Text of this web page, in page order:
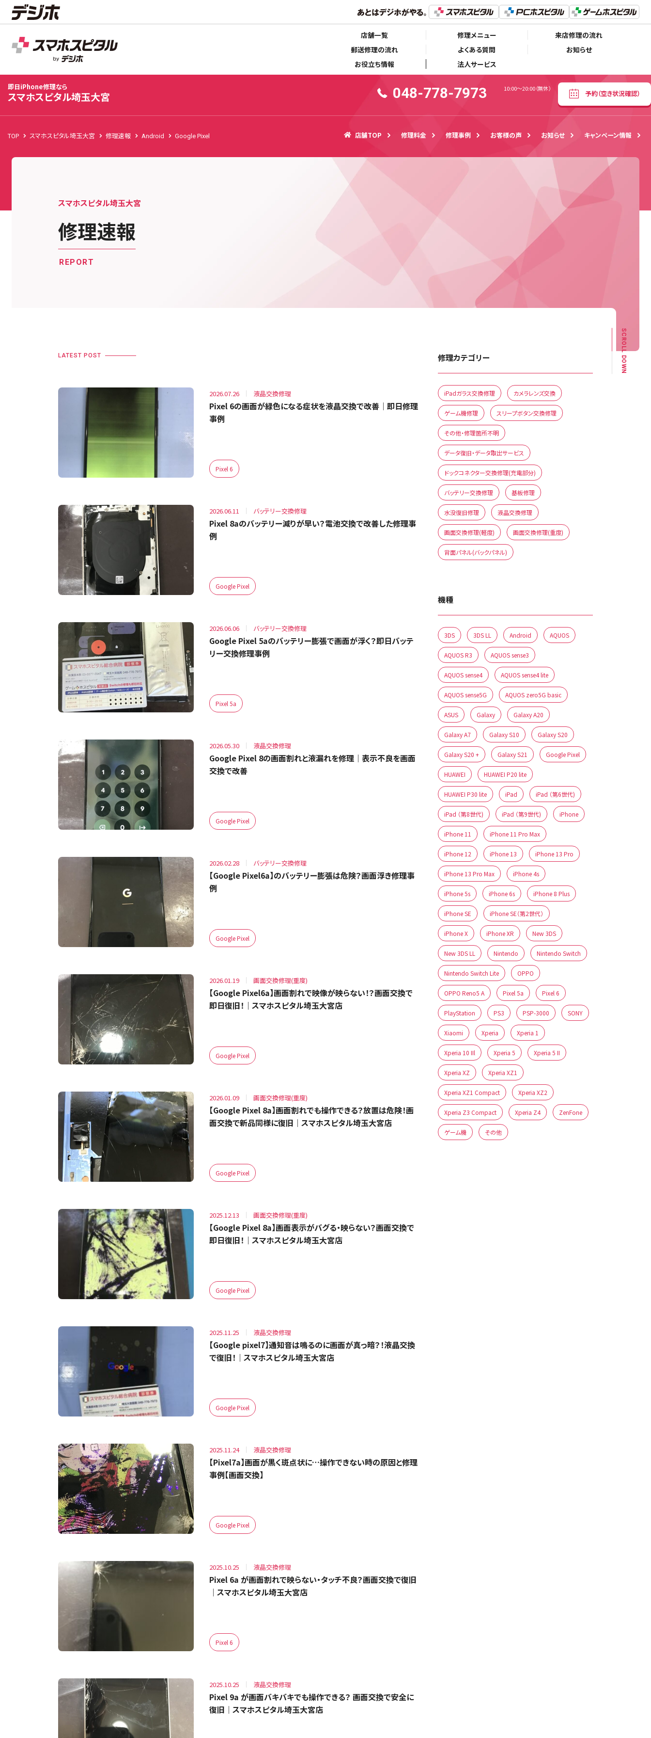
店舗一覧 修理メニュー
来店修理の流れ
郵送修理の流れ
よくある質問
お知らせ
お役立ち情報
法人サービス
スマホスピタル埼玉大宮
店舗TOP 修理料金 修理事例 お客様の声 お知らせ キャンペーン情報
048-778-7973
10:00〜20:00（無休）
予約（空き状況確認）
即日iPhone修理なら
スマホスピタル埼玉大宮 048-778-7973 10:00〜20:00（無休）
予約（空き状況確認）
TOP スマホスピタル埼玉大宮 修理速報 Android Google Pixel 店舗TOP 修理料金 修理事例 お客様の声 お知らせ キャンペーン情報
スマホスピタル埼玉大宮
修理速報
REPORT
SCROLL DOWN
LATEST POST
2026.07.26 液晶交換修理
Pixel 6の画面が緑色になる症状を液晶交換で改善｜即日修理
事例
Pixel 6
2026.06.11 バッテリー交換修理
Pixel 8aのバッテリー減りが早い？電池交換で改善した修理事
例
Google Pixel
2026.06.06 バッテリー交換修理
Google Pixel 5aのバッテリー膨張で画面が浮く？即日バッテ
リー交換修理事例
Pixel 5a
2026.05.30 液晶交換修理
Google Pixel 8の画面割れと液漏れを修理｜表示不良を画面
交換で改善
Google Pixel
2026.02.28 バッテリー交換修理
【Google Pixel6a】のバッテリー膨張は危険？画面浮き修理事
例
Google Pixel
2026.01.19 画面交換修理(重度)
【Google Pixel6a】画面割れで映像が映らない！？画面交換で
即日復旧！｜スマホスピタル埼玉大宮店
Google Pixel
2026.01.09 画面交換修理(重度)
【Google Pixel 8a】画面割れでも操作できる？放置は危険！画
面交換で新品同様に復旧｜スマホスピタル埼玉大宮店
Google Pixel
2025.12.13 画面交換修理(重度)
【Google Pixel 8a】画面表示がバグる・映らない？画面交換で
即日復旧！｜スマホスピタル埼玉大宮店
Google Pixel
2025.11.25 液晶交換修理
【Google pixel7】通知音は鳴るのに画面が真っ暗？！液晶交換
で復旧！｜スマホスピタル埼玉大宮店
Google Pixel
2025.11.24 液晶交換修理
【Pixel7a】画面が黒く斑点状に…操作できない時の原因と修理
事例【画面交換】
Google Pixel
2025.10.25 液晶交換修理
Pixel 6a が画面割れで映らない・タッチ不良？画面交換で復旧
｜スマホスピタル埼玉大宮店
Pixel 6
2025.10.25 液晶交換修理
Pixel 9a が画面バキバキでも操作できる？ 画面交換で安全に
復旧｜スマホスピタル埼玉大宮店
修理カテゴリー
iPadガラス交換修理 カメラレンズ交換
ゲーム機修理 スリープボタン交換修理
その他・修理箇所不明
データ復旧・データ取出サービス
ドックコネクター交換修理(充電部分)
バッテリー交換修理 基板修理
水没復旧修理 液晶交換修理
画面交換修理(軽度) 画面交換修理(重度)
背面パネル(バックパネル)
機種
3DS 3DS LL Android AQUOS
AQUOS R3 AQUOS sense3
AQUOS sense4 AQUOS sense4 lite
AQUOS sense5G AQUOS zero5G basic
ASUS Galaxy Galaxy A20
Galaxy A7 Galaxy S10 Galaxy S20
Galaxy S20 + Galaxy S21 Google Pixel
HUAWEI HUAWEI P20 lite
HUAWEI P30 lite iPad iPad （第6世代)
iPad （第8世代) iPad （第9世代) iPhone
iPhone 11 iPhone 11 Pro Max
iPhone 12 iPhone 13 iPhone 13 Pro
iPhone 13 Pro Max iPhone 4s
iPhone 5s iPhone 6s iPhone 8 Plus
iPhone SE iPhone SE（第2世代）
iPhone X iPhone XR New 3DS
New 3DS LL Nintendo Nintendo Switch
Nintendo Switch Lite OPPO
OPPO Reno5 A Pixel 5a Pixel 6
PlayStation PS3 PSP-3000 SONY
Xiaomi Xperia Xperia 1
Xperia 10 IIl Xperia 5 Xperia 5 II
Xperia XZ Xperia XZ1
Xperia XZ1 Compact Xperia XZ2
Xperia Z3 Compact Xperia Z4 ZenFone
ゲーム機 その他